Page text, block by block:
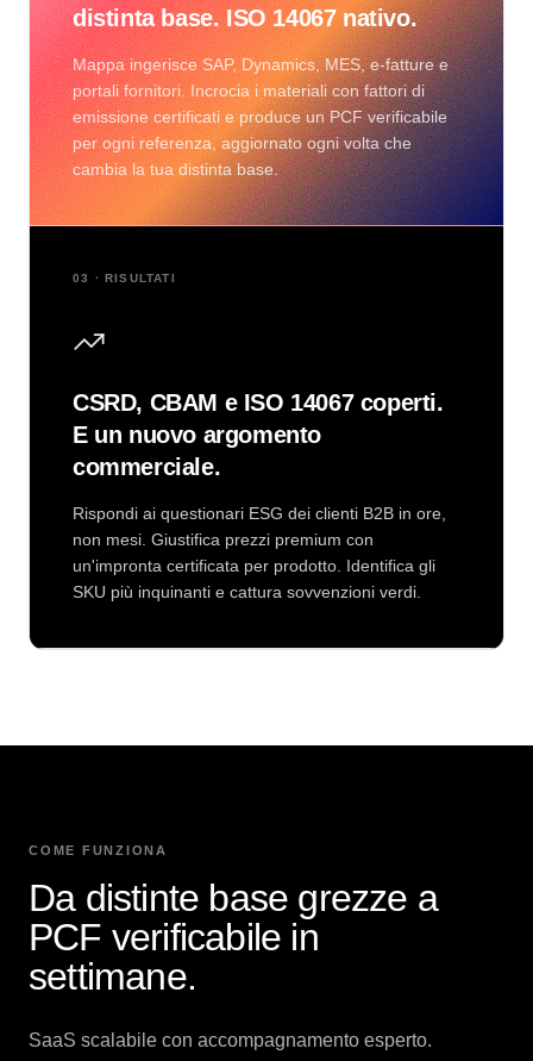
distinta base. ISO 14067 nativo.
Mappa ingerisce SAP, Dynamics, MES, e-fatture e
portali fornitori. Incrocia i materiali con fattori di
emissione certificati e produce un PCF verificabile
per ogni referenza, aggiornato ogni volta che
cambia la tua distinta base.
03 · RISULTATI
CSRD, CBAM e ISO 14067 coperti.
E un nuovo argomento
commerciale.
Rispondi ai questionari ESG dei clienti B2B in ore,
non mesi. Giustifica prezzi premium con
un'impronta certificata per prodotto. Identifica gli
SKU più inquinanti e cattura sovvenzioni verdi.
COME FUNZIONA
Da distinte base grezze a
PCF verificabile in
settimane.
SaaS scalabile con accompagnamento esperto.